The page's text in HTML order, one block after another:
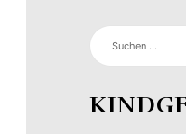
SUCHEN
NACH: